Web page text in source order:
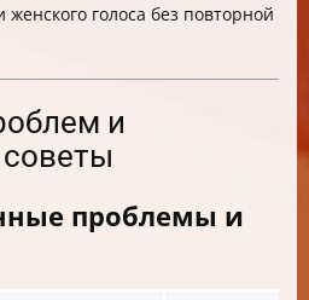
голоса без повторной
и
проблемы и